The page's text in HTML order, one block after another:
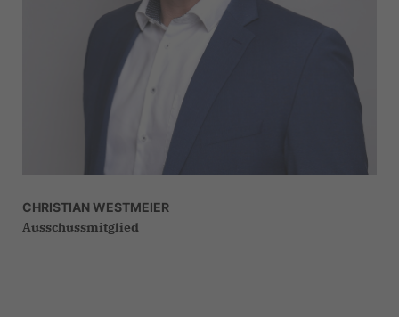
CHRISTIAN WESTMEIER
Ausschussmitglied